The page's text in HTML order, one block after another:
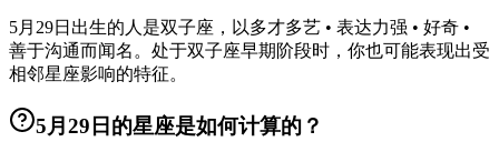
5月29日出生的人是双子座，以多才多艺 • 表达力强 • 好奇 •
善于沟通而闻名。处于双子座早期阶段时，你也可能表现出受
相邻星座影响的特征。
5月29日的星座是如何计算的？